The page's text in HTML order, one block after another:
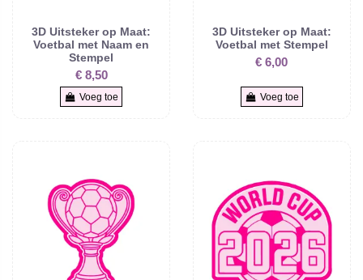
3D Uitsteker op Maat:
Voetbal met Naam en
Stempel
€ 8,50
Voeg toe
3D Uitsteker op Maat:
Voetbal met Stempel
€ 6,00
Voeg toe